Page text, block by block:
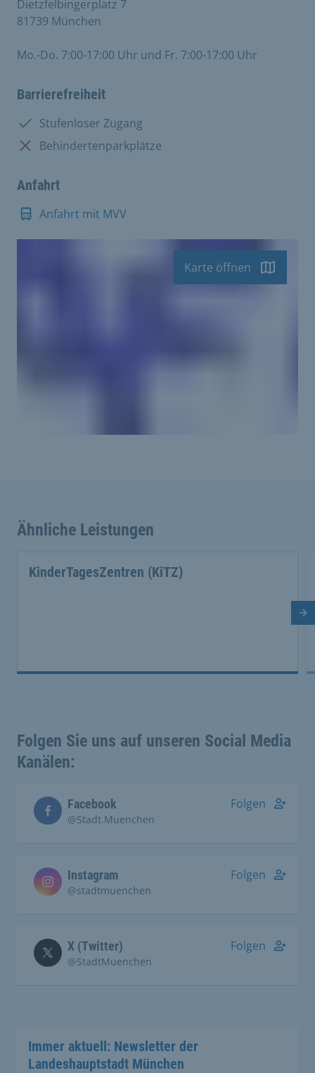
Dietzfelbingerplatz 7
81739 München
Mo.-Do. 7:00-17:00 Uhr und Fr. 7:00-17:00 Uhr
Barrierefreiheit
Vorhanden:
Stufenloser Zugang
Nicht vorhanden:
Behindertenparkplätze
Anfahrt
Anfahrt mit MVV
Karte öffnen
Ähnliche Leistungen
KinderTagesZentren (KiTZ)
Folgen Sie uns auf unseren Social Media
Kanälen:
Facebook
@Stadt.Muenchen
Folgen
Instagram
@stadtmuenchen
Folgen
X (Twitter)
@StadtMuenchen
Folgen
Immer aktuell: Newsletter der
Landeshauptstadt München